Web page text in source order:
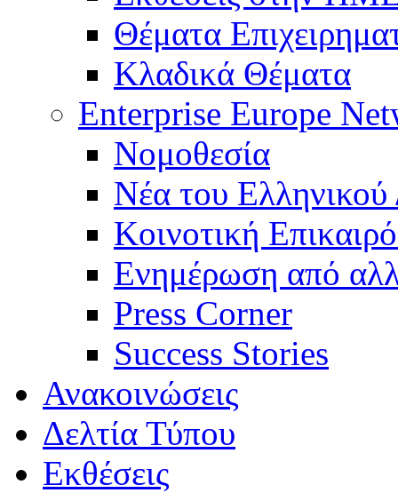
Θέματα
Κλαδικά Θέματα
Enterprise Europe
Νομοθεσία
Νέα του Ελληνικού
Κοινοτική
Ενημέρωση από
Press Corner
Success Stories
Ανακοινώσεις
Δελτία Τύπου
Εκθέσεις